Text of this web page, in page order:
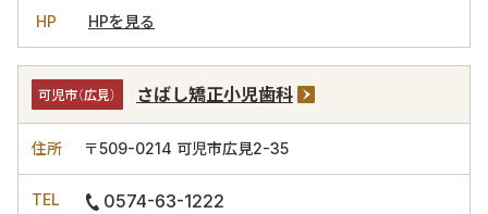
HPを見る
可児市（広見） さばし矯正小児歯科
〒509-0214 可児市広見2-35
0574-63-1222